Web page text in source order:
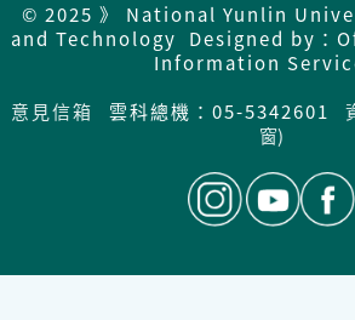
© 2025 》 National Yunlin
and Technology Designed by：
Information
意見信箱
雲科總機：05-5342601
窗)